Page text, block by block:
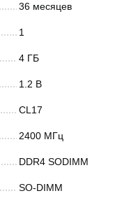
36 месяцев
1
4 ГБ
1.2 В
CL17
2400 МГц
DDR4 SODIMM
SO-DIMM